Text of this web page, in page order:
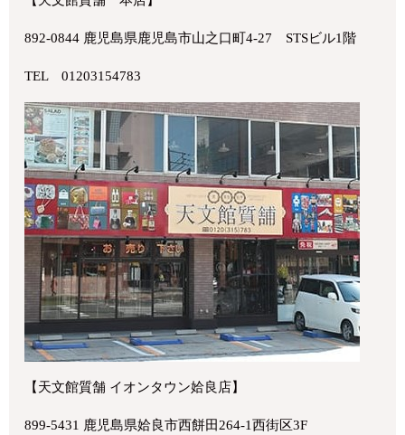
892-0844 鹿児島県鹿児島市山之口町4-27 STSビル1階
TEL 01203154783
【天文館質舗 イオンタウン姶良店】
899-5431 鹿児島県姶良市西餅田264-1西街区3F